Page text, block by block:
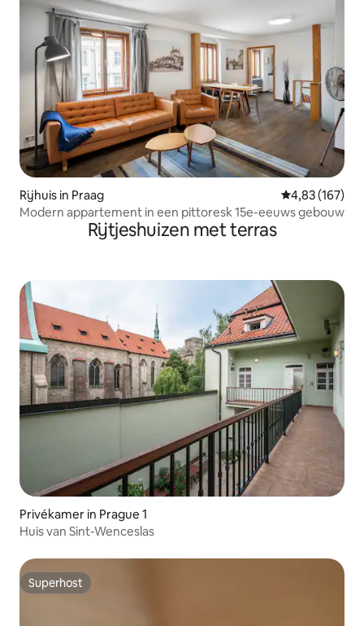
Rijhuis in Praag Gemiddelde
4,83 (167)
Modern appartement in een pittoresk 15e-eeuws gebouw
Rijtjeshuizen met terras
Privékamer in Prague 1
Huis van Sint-Wenceslas
Superhost
Superhost